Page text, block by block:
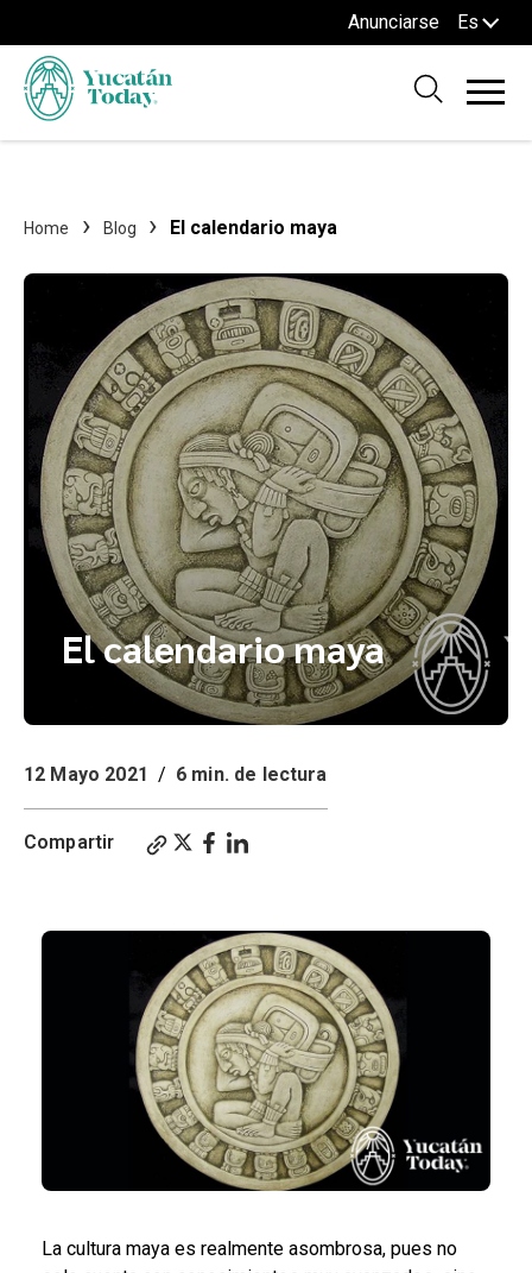
Anunciarse Es
Home Blog El calendario maya
El calendario maya
12 Mayo 2021 / 6 min. de lectura
Compartir
La cultura maya es realmente asombrosa, pues no